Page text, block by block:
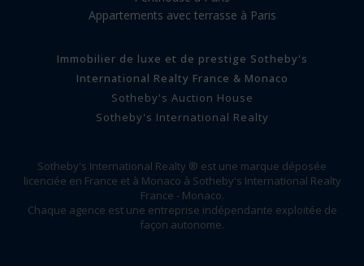
Appartements avec terrasse à Paris
Immobilier de luxe et de prestige Sotheby's
International Realty France & Monaco
Sotheby's Auction House
Sotheby's International Realty
Sotheby's International Realty ® est une marque déposée
licenciée en France et à Monaco à Sotheby's International Realty
France - Monaco.
Chaque agence est une entreprise indépendante exploitée de
façon autonome.